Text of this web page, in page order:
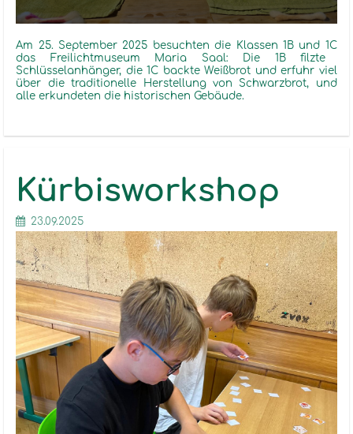
Am 25. September 2025 besuchten die Klassen 1 B und 1C
das Freilichtmuseum Maria Saal: Die 1 Bfilzte
Schlüsselanhänger, die 1C backte Weißbrot und erfuhr viel
über die traditionelle Herstellung von Schwarzbrot, und
alle erkundeten die historischen Gebäude.
Kürbisworkshop
23.09.2025